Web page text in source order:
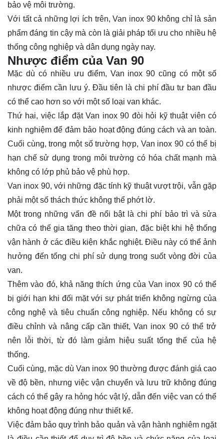
bảo vệ môi trường.
Với tất cả những lợi ích trên, Van inox 90 không chỉ là sản
phẩm đáng tin cậy mà còn là giải pháp tối ưu cho nhiều hệ
thống công nghiệp và dân dụng ngày nay.
Nhược điểm của Van 90
Mặc dù có nhiều ưu điểm, Van inox 90 cũng có một số
nhược điểm cần lưu ý. Đầu tiên là chi phí đầu tư ban đầu
có thể cao hơn so với một số loại van khác.
Thứ hai, việc lắp đặt Van inox 90 đòi hỏi kỹ thuật viên có
kinh nghiệm để đảm bảo hoạt động đúng cách và an toàn.
Cuối cùng, trong một số trường hợp, Van inox 90 có thể bị
hạn chế sử dụng trong môi trường có hóa chất mạnh mà
không có lớp phủ bảo vệ phù hợp.
Van inox 90, với những đặc tính kỹ thuật vượt trội, vẫn gặp
phải một số thách thức không thể phớt lờ.
Một trong những vấn đề nổi bật là chi phí bảo trì và sửa
chữa có thể gia tăng theo thời gian, đặc biệt khi hệ thống
vận hành ở các điều kiện khắc nghiệt. Điều này có thể ảnh
hưởng đến tổng chi phí sử dụng trong suốt vòng đời của
van.
Thêm vào đó, khả năng thích ứng của Van inox 90 có thể
bị giới hạn khi đối mặt với sự phát triển không ngừng của
công nghệ và tiêu chuẩn công nghiệp. Nếu không có sự
điều chỉnh và nâng cấp cần thiết, Van inox 90 có thể trở
nên lỗi thời, từ đó làm giảm hiệu suất tổng thể của hệ
thống.
Cuối cùng, mặc dù Van inox 90 thường được đánh giá cao
về độ bền, nhưng việc vận chuyển và lưu trữ không đúng
cách có thể gây ra hỏng hóc vật lý, dẫn đến việc van có thể
không hoạt động đúng như thiết kế.
Việc đảm bảo quy trình bảo quản và vận hành nghiêm ngặt